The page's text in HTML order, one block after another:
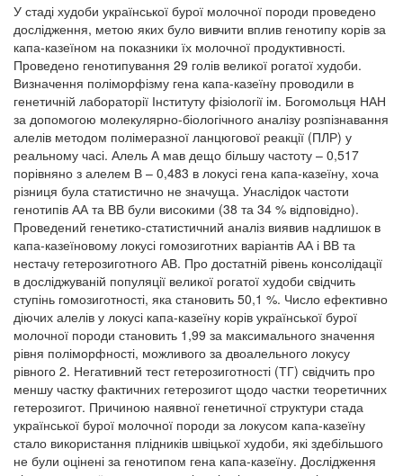
У стаді худоби української бурої молочної породи проведено
дослідження, метою яких було вивчити вплив генотипу корів за
капа-казеїном на показники їх молочної продуктивності.
Проведено генотипування 29 голів великої рогатої худоби.
Визначення поліморфізму гена капа-казеїну проводили в
генетичній лабораторії Інституту фізіології ім. Богомольця НАН
за допомогою молекулярно-біологічного аналізу розпізнавання
алелів методом полімеразної ланцюгової реакції (ПЛР) у
реальному часі. Алель А мав дещо більшу частоту – 0,517
порівняно з алелем В – 0,483 в локусі гена капа-казеїну, хоча
різниця була статистично не значуща. Унаслідок частоти
генотипів АА та ВВ були високими (38 та 34 % відповідно).
Проведений генетико-статистичний аналіз виявив надлишок в
капа-казеїновому локусі гомозиготних варіантів АА і ВВ та
нестачу гетерозиготного АВ. Про достатній рівень консолідації
в досліджуваній популяції великої рогатої худоби свідчить
ступінь гомозиготності, яка становить 50,1 %. Число ефективно
діючих алелів у локусі капа-казеїну корів української бурої
молочної породи становить 1,99 за максимального значення
рівня поліморфності, можливого за двоалельного локусу
рівного 2. Негативний тест гетерозиготності (ТГ) свідчить про
меншу частку фактичних гетерозигот щодо частки теоретичних
гетерозигот. Причиною наявної генетичної структури стада
української бурої молочної породи за локусом капа-казеїну
стало використання плідників швіцької худоби, які здебільшого
не були оцінені за генотипом гена капа-казеїну. Дослідження